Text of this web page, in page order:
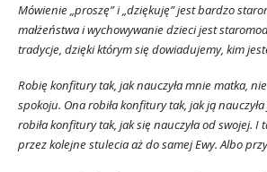
Mówienie „proszę” i „dziękuję” jest bardzo
małżeństwa i wychowywanie dzieci jest
tradycje, dzięki którym się dowiadujemy, kim
Robię konfitury tak, jak nauczyła mnie matka,
spokoju. Ona robiła konfitury tak, jak ją
robiła konfitury tak, jak się nauczyła od swojej. I
przez kolejne stulecia aż do samej Ewy. Albo